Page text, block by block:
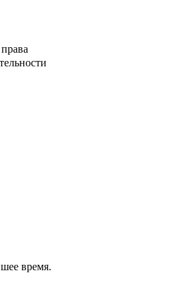
время.